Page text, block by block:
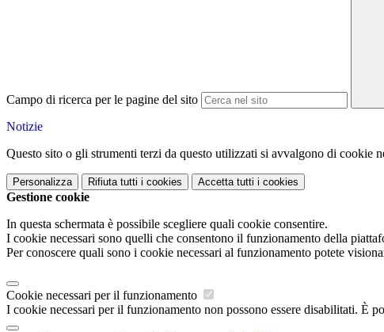
Campo di ricerca per le pagine del sito
Notizie
Questo sito o gli strumenti terzi da questo utilizzati si avvalgono di cookie
Personalizza Rifiuta tutti i cookies Accetta tutti i cookies
Gestione cookie
In questa schermata è possibile scegliere quali cookie consentire.
I cookie necessari sono quelli che consentono il funzionamento della
Per conoscere quali sono i cookie necessari al funzionamento potete
Cookie necessari per il funzionamento
I cookie necessari per il funzionamento non possono essere disabilitati. È